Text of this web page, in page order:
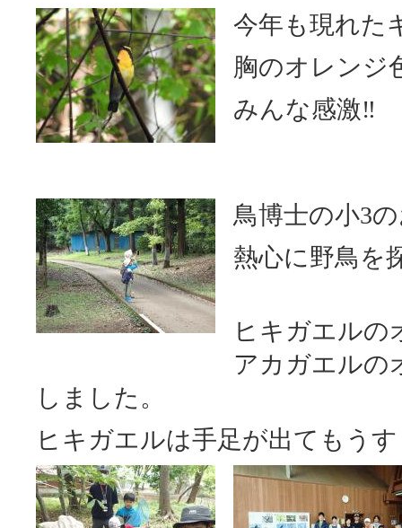
今年も現れた
胸のオレンジ
みんな感激‼
鳥博士の小3
熱心に野鳥を
ヒキガエルの
アカガエルの
しました。
ヒキガエルは手足が出てもう